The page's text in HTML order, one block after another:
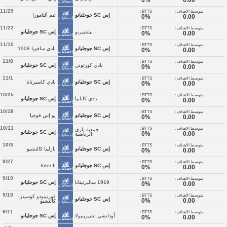
إحصائيات
11/29
تيم ألتامورا
إحصائيات
إس SC جوجليانو
متوسط الاهداف :
0.00
BTTS :
0%
11/22
إس SC جوجليانو
إحصائيات
بيتشيرنو
متوسط الاهداف :
0.00
BTTS :
0%
11/15
نادي سافويا 1908
إحصائيات
إس SC جوجليانو
متوسط الاهداف :
0.00
BTTS :
0%
11/8
إس SC جوجليانو
إحصائيات
نادي كورتوني
متوسط الاهداف :
0.00
BTTS :
0%
11/1
نادي كاسيرتانا
إحصائيات
إس SC جوجليانو
متوسط الاهداف :
0.00
BTTS :
0%
10/25
إس SC جوجليانو
إحصائيات
نادي كاتانيا
متوسط الاهداف :
0.00
BTTS :
0%
10/18
يو إس فوجيا
إحصائيات
إس SC جوجليانو
متوسط الاهداف :
0.00
BTTS :
0%
10/11
إس SC جوجليانو
إحصائيات
جمعية باري
الرياضية
متوسط الاهداف :
0.00
BTTS :
0%
10/3
بارليتا كالتشيو
إحصائيات
إس SC جوجليانو
متوسط الاهداف :
0.00
BTTS :
0%
9/27
Inter II
إحصائيات
إس SC جوجليانو
متوسط الاهداف :
0.00
BTTS :
0%
9/19
إس SC جوجليانو
إحصائيات
1919 ساليرنيتانا
متوسط الاهداف :
0.00
BTTS :
0%
9/15
فورتينودو كوسينزا
كالتشيو إحصائيات
إس SC جوجليانو
متوسط الاهداف :
0.00
BTTS :
0%
9/11
إس SC جوجليانو
إحصائيات
أوداتشي تشيرينيولا
متوسط الاهداف :
0.00
BTTS :
0%